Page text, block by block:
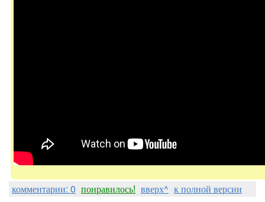
комментарии: 0 понравилось! вверх^ к полной версии